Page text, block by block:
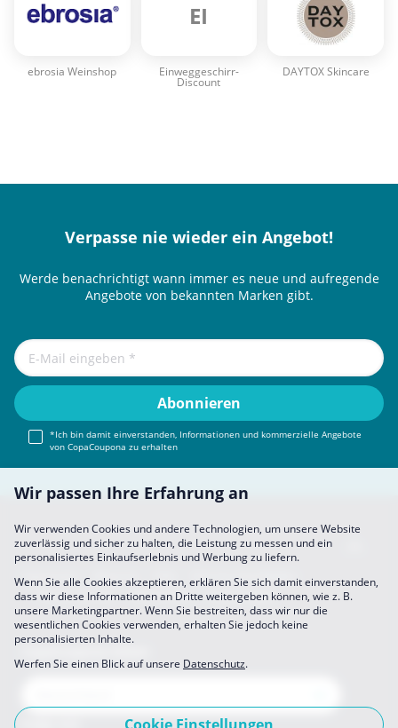
ebrosia Weinshop
EI
Einweggeschirr-
Discount
DAYTOX Skincare
Verpasse nie wieder ein Angebot!
Werde benachrichtigt wann immer es neue und aufregende
Angebote von bekannten Marken gibt.
*Ich bin damit einverstanden, Informationen und kommerzielle Angebote
von CopaCoupona zu erhalten
Impressum About Us FAQ
Sich Uns Anschließen
Partner werden
Datenschutz Einstellungen
Wir passen Ihre Erfahrung an
Wir verwenden Cookies und andere Technologien, um unsere Website
zuverlässig und sicher zu halten, die Leistung zu messen und ein
personalisiertes Einkaufserlebnis und Werbung zu liefern.
Wenn Sie alle Cookies akzeptieren, erklären Sie sich damit einverstanden,
dass wir diese Informationen an Dritte weitergeben können, wie z. B.
unsere Marketingpartner. Wenn Sie bestreiten, dass wir nur die
wesentlichen Cookies verwenden, erhalten Sie jedoch keine
personalisierten Inhalte.
Werfen Sie einen Blick auf unsere Datenschutz.